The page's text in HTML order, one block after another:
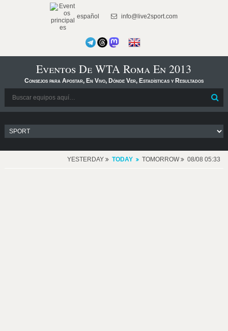
español info@live2sport.com
Eventos De WTA Roma En 2013
Consejos para Apostar, En Vivo, Dónde Ver, Estadísticas y Resultados
YESTERDAY TODAY TOMORROW 08/08 05:33